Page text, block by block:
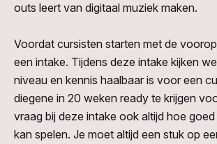
outs leert van digitaal muziek maken.
Voordat cursisten starten met de
een intake. Tijdens deze intake kijken
niveau en kennis haalbaar is voor een
diegene in 20 weken ready te krijgen
vraag bij deze intake ook altijd hoe
kan spelen. Je moet altijd een stuk op